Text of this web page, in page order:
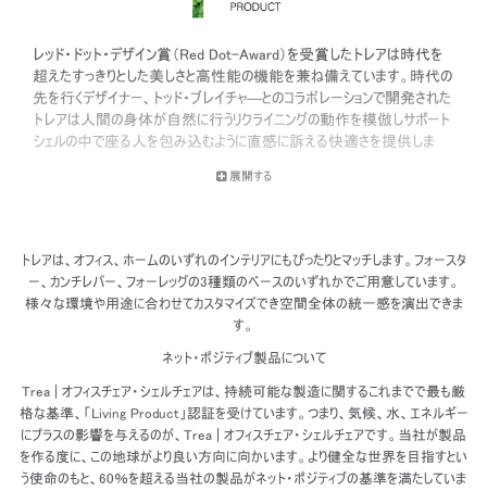
レッド・ドット・デザイン賞（Red Dot-Award）を受賞したトレアは時代を
超えたすっきりとした美しさと高性能の機能を兼ね備えています。時代の
先を行くデザイナー、トッド・ブレイチャ―とのコラボレーションで開発された
トレアは人間の身体が自然に行うリクライニングの動作を模倣しサポート
シェルの中で座る人を包み込むように直感に訴える快適さを提供しま
展開する
トレアは、オフィス、ホームのいずれのインテリアにもぴったりとマッチします。フォースタ
ー、カンチレバー、フォーレッグの3種類のベースのいずれかでご用意しています。
様々な環境や用途に合わせてカスタマイズでき空間全体の統一感を演出できま
す。
ネット・ポジティブ製品について
Trea | オフィスチェア・シェルチェアは、持続可能な製造に関するこれまでで最も厳
格な基準、「Living Product」認証を受けています。つまり、気候、水、エネルギー
にプラスの影響を与えるのが、Trea | オフィスチェア・シェルチェアです。当社が製品
を作る度に、この地球がより良い方向に向かいます。より健全な世界を目指すとい
う使命のもと、60％を超える当社の製品がネット・ポジティブの基準を満たしていま